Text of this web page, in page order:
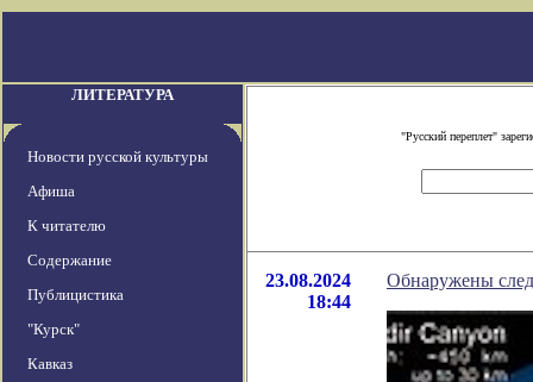
ЛИТЕРАТУРА
Новости русской культуры
Афиша
К читателю
Содержание
Публицистика
"Курск"
Кавказ
"Русский переплет"
23.08.2024
18:44
Обнаружены